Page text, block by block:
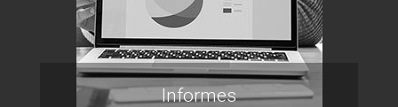
Informes